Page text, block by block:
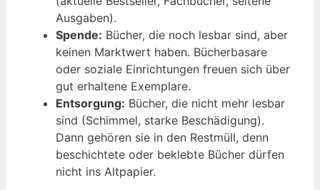
Ausgaben).
Spende: Bücher, die noch lesbar sind, aber
keinen Marktwert haben. Bücherbasare
oder soziale Einrichtungen freuen sich über
gut erhaltene Exemplare.
Entsorgung: Bücher, die nicht mehr lesbar
sind (Schimmel, starke Beschädigung).
Dann gehören sie in den Restmüll, denn
beschichtete oder beklebte Bücher dürfen
nicht ins Altpapier.